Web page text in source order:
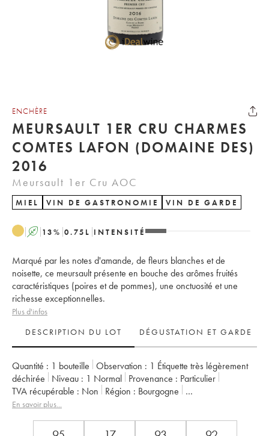
ENCHÈRE
MEURSAULT 1ER CRU CHARMES
COMTES LAFON (DOMAINE DES)
2016
Meursault 1er Cru AOC
MIEL VIN DE GASTRONOMIE VIN DE GARDE
A 13% 0.75 L INTENSITÉ
Marqué par les notes d'amande, de fleurs blanches et de
noisette, ce meursault présente en bouche des arômes fruités
caractéristiques (poires et de pommes), une onctuosité et une
richesse exceptionnelles.
Plus d'infos
DESCRIPTION DU LOT
DÉGUSTATION ET GARDE
Quantité : 1 bouteille Observation : 1 Étiquette très légèrement
déchirée
Niveau : 1 Normal Provenance : particulier
TVA récupérable :
non Région :
Bourgogne
Appellation :
En savoir plus...